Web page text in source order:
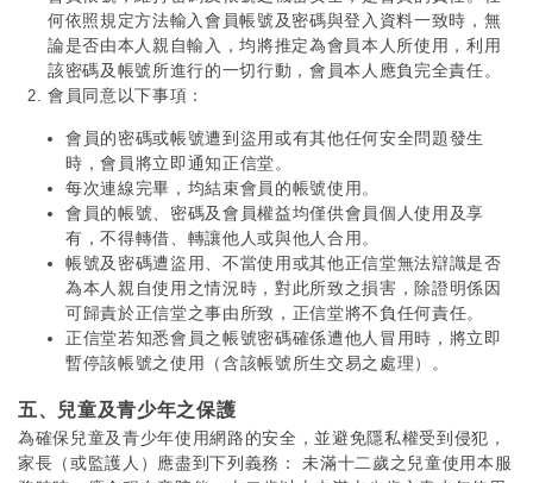
何依照規定方法輸入會員帳號及密碼與登入資料一致時，無
論是否由本人親自輸入，均將推定為會員本人所使用，利用
該密碼及帳號所進行的一切行動，會員本人應負完全責任。
會員同意以下事項：
會員的密碼或帳號遭到盜用或有其他任何安全問題發生
時，會員將立即通知正信堂。
每次連線完畢，均結束會員的帳號使用。
會員的帳號、密碼及會員權益均僅供會員個人使用及享
有，不得轉借、轉讓他人或與他人合用。
帳號及密碼遭盜用、不當使用或其他正信堂無法辯識是否
為本人親自使用之情況時，對此所致之損害，除證明係因
可歸責於正信堂之事由所致，正信堂將不負任何責任。
正信堂若知悉會員之帳號密碼確係遭他人冒用時，將立即
暫停該帳號之使用（含該帳號所生交易之處理）。
五、兒童及青少年之保護
為確保兒童及青少年使用網路的安全，並避免隱私權受到侵犯，
家長（或監護人）應盡到下列義務： 未滿十二歲之兒童使用本服